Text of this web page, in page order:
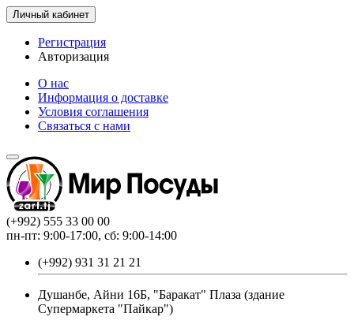
Личный кабинет
Регистрация
Авторизация
О нас
Информация о доставке
Условия соглашения
Связаться с нами
(+992) 555 33 00 00
пн-пт: 9:00-17:00, сб: 9:00-14:00
(+992) 931 31 21 21
Душанбе, Айни 16Б, "Баракат" Плаза (здание
Супермаркета "Пайкар")